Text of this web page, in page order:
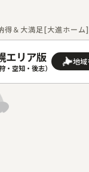
エリア版
・空知・後志）
AREA
得＆大満足[大進ホーム]